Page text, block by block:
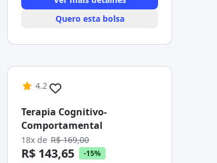
Quero esta bolsa
4.2
Terapia Cognitivo-
Comportamental
18x de R$ 169,00
R$ 143,65 -15%